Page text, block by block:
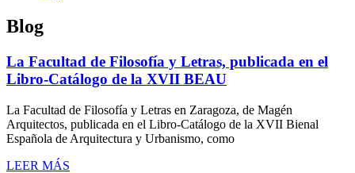
Blog
La Facultad de Filosofía y Letras, publicada en el
Libro-Catálogo de la XVII BEAU
La Facultad de Filosofía y Letras en Zaragoza, de Magén
Arquitectos, publicada en el Libro-Catálogo de la XVII Bienal
Española de Arquitectura y Urbanismo, como
LEER MÁS